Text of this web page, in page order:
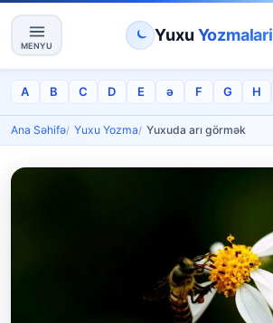
MENYU
Yuxu Yozmalari
A B C D E ə F G H
Ana Səhifə Yuxu Yozma Yuxuda arı görmək